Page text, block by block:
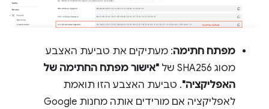
מפתח חתימה: מעתיקים את טביעת האצבע
מסוג SHA256 של
"אישור מפתח החתימה של
האפליקציה". טביעת האצבע הזו תואמת
לאפליקציה אם מורידים אותה מחנות Google